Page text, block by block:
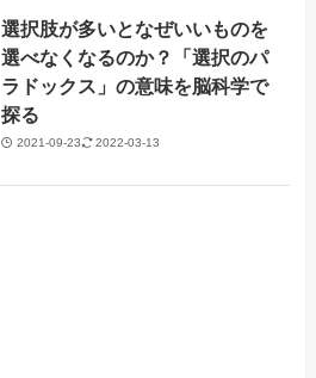
選択肢が多いとなぜいいものを
選べなくなるのか？「選択のパ
ラドックス」の意味を脳科学で
探る
2021-09-23 2022-03-13